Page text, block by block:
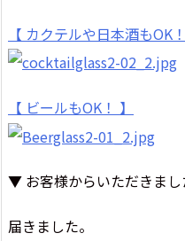
【 カクテルや日本酒もOK！
【 ビールもOK！ 】
▼ お客様からいただきまし
届きました。